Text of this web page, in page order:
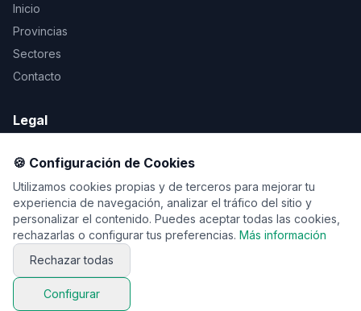
Inicio
Provincias
Sectores
Contacto
Legal
Privacidad
Cookies
© 2026 Vente de viaje. Todos los derechos reservados.
🍪 Configuración de Cookies
Utilizamos cookies propias y de terceros para mejorar tu
experiencia de navegación, analizar el tráfico del sitio y
personalizar el contenido. Puedes aceptar todas las cookies,
rechazarlas o configurar tus preferencias. Más información
Rechazar todas
Configurar